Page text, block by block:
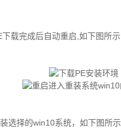
下载完成后自动重启,如下图所示
选择的win10系统，如下图所示